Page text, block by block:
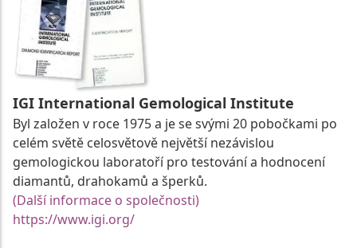
IGI International Gemological Institute
Byl založen v roce 1975 a je se svými 20 pobočkami po
celém světě celosvětově největší nezávislou
gemologickou laboratoří pro testování a hodnocení
diamantů, drahokamů a šperků.
(Další informace o společnosti)
https://www.igi.org/